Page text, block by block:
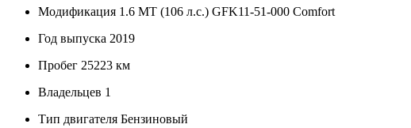
Модификация 1.6 MT (106 л.с.) GFK11-51-000 Comfort
Год выпуска 2019
Пробег 25223 км
Владельцев 1
Тип двигателя Бензиновый